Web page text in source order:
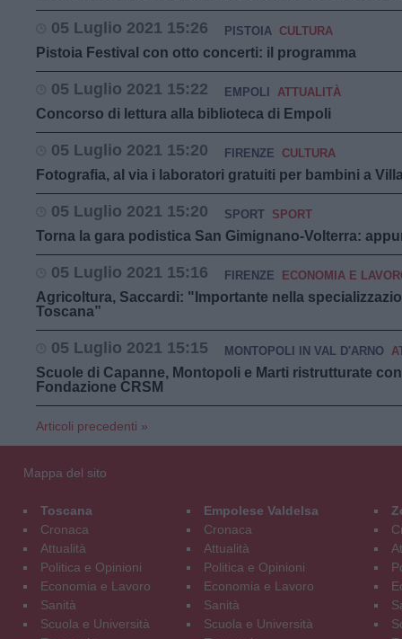
05 Luglio 2021 15:26 PISTOIA CULTURA
Pistoia Festival con otto concerti: il programma
05 Luglio 2021 15:22 EMPOLI ATTUALITÀ
Concorso di lettura alla biblioteca di Empoli
05 Luglio 2021 15:20 FIRENZE CULTURA
Fotografia, al via i laboratori gratuiti per bambini a
05 Luglio 2021 15:20 SPORT SPORT
Torna la gara podistica San Gimignano-Volterra:
05 Luglio 2021 15:16 FIRENZE ECONOMIA E
Agricoltura, Saccardi: "Importante nella
Toscana”
05 Luglio 2021 15:15 MONTOPOLI IN VAL D'ARNO
Scuole di Capanne, Montopoli e Marti ristrutturate
Fondazione CRSM
Articoli precedenti »
Mappa del sito
Toscana
Cronaca
Attualità
Politica e Opinioni
Economia e Lavoro
Sanità
Scuola e Università
Empolese Valdelsa
Cronaca
Attualità
Politica e Opinioni
Economia e Lavoro
Sanità
Scuola e Università